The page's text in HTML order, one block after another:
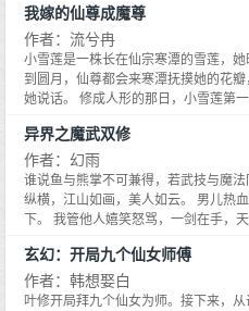
却想赖账!瞎说什么呢？!我不管，你的
动不动便拉着他手说怕的周乔。周乔是
为之倾倒,阴差阳错,她被宋辰选中。顶
态闲适,慵懒倚着椅背,轻叩桌面,慢抬
周乔手指轻搅,这？宋辰：五千万。
这么多女人为什么独独选了周乔？周
最听话。话音方落,隔壁包间里传来谈
乔回：长得好看还钱多,最重要的是…
里,宋辰把人抵墙上,捏住她下颌,……我
知道,某日媒体曝出宋氏集团总裁掐着
连,红着眼眶索吻。小姑娘侧面照面容
众：啊啊啊啊,原来他们在交往。次日,
太。—有人不看好这段婚姻,私下里议
后两人非但没离,还恩恩爱爱相携出席
的是,私下里,更宠溺的事宋辰都做过,背
我嫁的仙尊成魔尊
作者：流兮冉
小雪莲是一株长在仙宗寒潭的雪莲，
到圆月，仙尊都会来寒潭抚摸她的花
她说话。 修成人形的那日，小雪莲第
的小雪莲，你都看见了？ 不等她开口
雪莲：这不是我暗恋的温柔仙尊QAQ
之女，初醒就得来自己与青熙仙尊的
吗？ * 兴阳宗宗主的女儿痴恋青熙仙尊
找回，好在两人婚后如（貌）胶（合
潭的本体，他可以不惜一切代价，直
晁渊魔君现世那日，大开杀戒，所有
门。 其实，他只是想找回自己妻子的
异界之魔武双修
作者：幻雨
谁说鱼与熊掌不可兼得，若武技与魔
纵横，江山如画，美人如云。 男儿热
下。 我管他人嬉笑怒骂，一剑在手，
玄幻：开局九个仙女师傅
作者：韩想娶白
叶修开局拜九个仙女为师。接下来，